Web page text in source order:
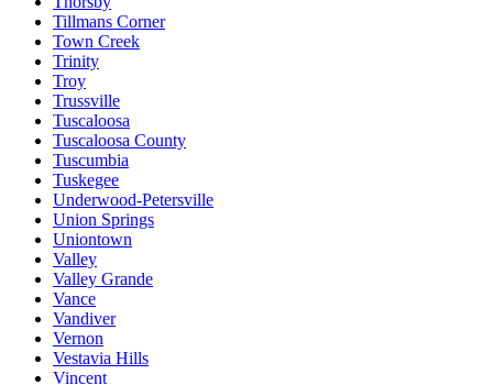
Tillmans Corner
Town Creek
Trinity
Troy
Trussville
Tuscaloosa
Tuscaloosa County
Tuscumbia
Tuskegee
Underwood-Petersville
Union Springs
Uniontown
Valley
Valley Grande
Vance
Vandiver
Vernon
Vestavia Hills
Vincent